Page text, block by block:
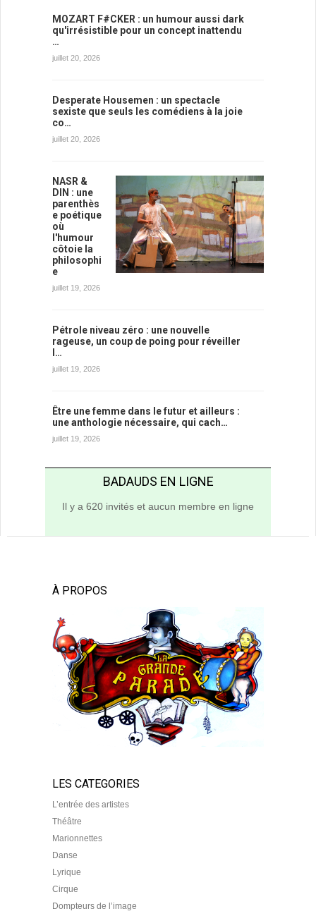
MOZART F#CKER : un humour aussi dark
qu'irrésistible pour un concept inattendu
…
juillet 20, 2026
Desperate Housemen : un spectacle
sexiste que seuls les comédiens à la joie
co…
juillet 20, 2026
NASR &
DIN : une
parenthès
e poétique
où
l'humour
côtoie la
philosophi
e
juillet 19, 2026
Pétrole niveau zéro : une nouvelle
rageuse, un coup de poing pour réveiller
l…
juillet 19, 2026
Être une femme dans le futur et ailleurs :
une anthologie nécessaire, qui cach…
juillet 19, 2026
BADAUDS EN LIGNE
Il y a 620 invités et aucun membre en ligne
À PROPOS
LES CATEGORIES
L’entrée des artistes
Théâtre
Marionnettes
Danse
Lyrique
Cirque
Dompteurs de l’image